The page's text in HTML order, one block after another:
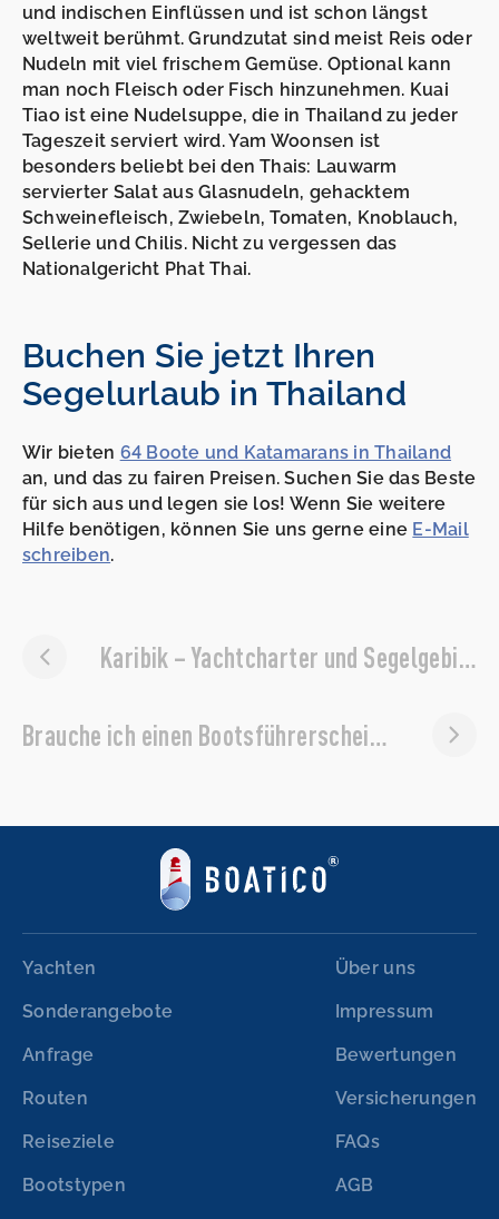
und indischen Einflüssen und ist schon längst
weltweit berühmt. Grundzutat sind meist Reis oder
Nudeln mit viel frischem Gemüse. Optional kann
man noch Fleisch oder Fisch hinzunehmen. Kuai
Tiao ist eine Nudelsuppe, die in Thailand zu jeder
Tageszeit serviert wird. Yam Woonsen ist
besonders beliebt bei den Thais: Lauwarm
servierter Salat aus Glasnudeln, gehacktem
Schweinefleisch, Zwiebeln, Tomaten, Knoblauch,
Sellerie und Chilis. Nicht zu vergessen das
Nationalgericht Phat Thai.
Buchen Sie jetzt Ihren
Segelurlaub in Thailand
Wir bieten 64 Boote und Katamarans in Thailand
an, und das zu fairen Preisen. Suchen Sie das Beste
für sich aus und legen sie los! Wenn Sie weitere
Hilfe benötigen, können Sie uns gerne eine E-Mail
schreiben.
Karibik – Yachtcharter und Segelgebiete
Brauche ich einen Bootsführerschein, um ein Boot zu mieten?
Yachten
Sonderangebote
Anfrage
Routen
Reiseziele
Bootstypen
Über uns
Impressum
Bewertungen
Versicherungen
FAQs
AGB